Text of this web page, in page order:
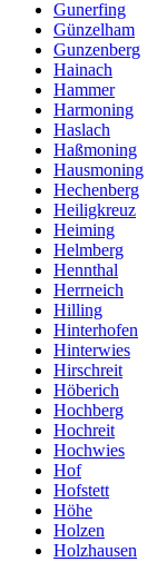
Gunerfing
Günzelham
Gunzenberg
Hainach
Hammer
Harmoning
Haslach
Haßmoning
Hausmoning
Hechenberg
Heiligkreuz
Heiming
Helmberg
Hennthal
Herrneich
Hilling
Hinterhofen
Hinterwies
Hirschreit
Höberich
Hochberg
Hochreit
Hochwies
Hof
Hofstett
Höhe
Holzen
Holzhausen